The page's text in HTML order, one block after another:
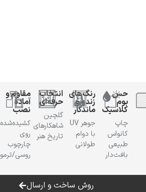
حس
بوم
کلاسیک
چاپ
کانواس
طبیعی
بافت‌دار
رنگ‌های
زنده و
ماندگار
جوهر UV
با دوام
طولانی
انتخاب
حرفه‌ای
گلچین
شاهکارهای
تاریخ هنر
مقاوم و
آمادهٔ
نصب
کشیده‌شده
روی
چارچوب
روسی/ترمو
روش ساخت و ارسال